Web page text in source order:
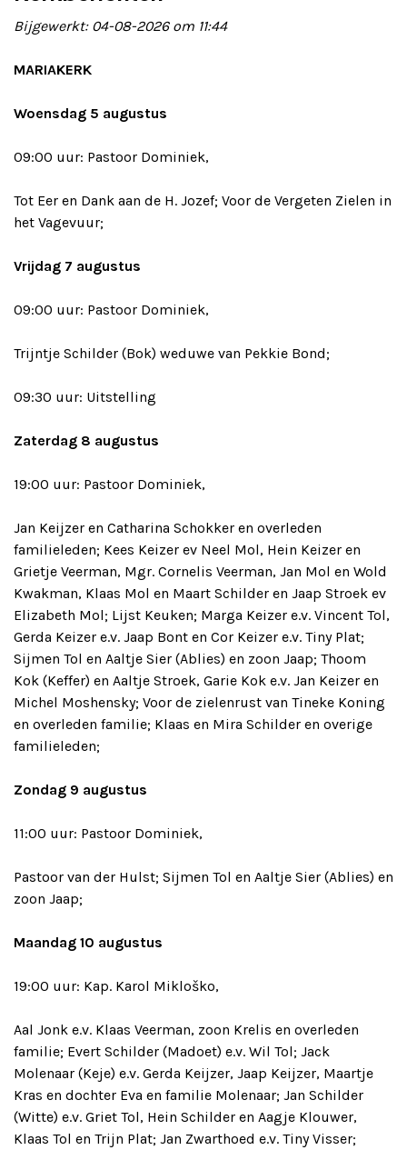
Adverteren
Adreswijziging
Contact
Bijgewerkt: 04-08-2026 om 11:44
MARIAKERK
Woensdag 5 augustus
09:00 uur: Pastoor Dominiek,
Tot Eer en Dank aan de H. Jozef; Voor de Vergeten Zielen in
het Vagevuur;
Vrijdag 7 augustus
09:00 uur: Pastoor Dominiek,
Trijntje Schilder (Bok) weduwe van Pekkie Bond;
09:30 uur: Uitstelling
Zaterdag 8 augustus
19:00 uur: Pastoor Dominiek,
Jan Keijzer en Catharina Schokker en overleden
familieleden; Kees Keizer ev Neel Mol, Hein Keizer en
Grietje Veerman, Mgr. Cornelis Veerman, Jan Mol en Wold
Kwakman, Klaas Mol en Maart Schilder en Jaap Stroek ev
Elizabeth Mol; Lijst Keuken; Marga Keizer e.v. Vincent Tol,
Gerda Keizer e.v. Jaap Bont en Cor Keizer e.v. Tiny Plat;
Sijmen Tol en Aaltje Sier (Ablies) en zoon Jaap; Thoom
Kok (Keffer) en Aaltje Stroek, Garie Kok e.v. Jan Keizer en
Michel Moshensky; Voor de zielenrust van Tineke Koning
en overleden familie; Klaas en Mira Schilder en overige
familieleden;
Zondag 9 augustus
11:00 uur: Pastoor Dominiek,
Pastoor van der Hulst; Sijmen Tol en Aaltje Sier (Ablies) en
zoon Jaap;
Maandag 10 augustus
19:00 uur: Kap. Karol Mikloško,
Aal Jonk e.v. Klaas Veerman, zoon Krelis en overleden
familie; Evert Schilder (Madoet) e.v. Wil Tol; Jack
Molenaar (Keje) e.v. Gerda Keijzer, Jaap Keijzer, Maartje
Kras en dochter Eva en familie Molenaar; Jan Schilder
(Witte) e.v. Griet Tol, Hein Schilder en Aagje Klouwer,
Klaas Tol en Trijn Plat; Jan Zwarthoed e.v. Tiny Visser;